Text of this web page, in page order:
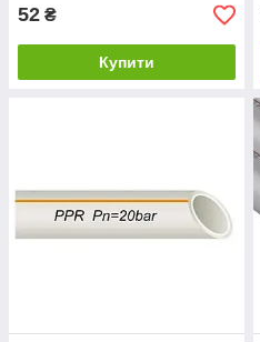
52 ₴
Купити